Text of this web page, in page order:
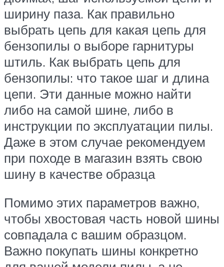
ширину паза. Как правильно
выбрать цепь для какая цепь для
бензопилы о выборе гарнитуры
штиль. Как выбрать цепь для
бензопилы: что такое шаг и длина
цепи. Эти данные можно найти
либо на самой шине, либо в
инструкции по эксплуатации пилы.
Даже в этом случае рекомендуем
при походе в магазин взять свою
шину в качестве образца
Помимо этих параметров важно,
чтобы хвостовая часть новой шины
совпадала с вашим образцом.
Важно покупать шины конкретно